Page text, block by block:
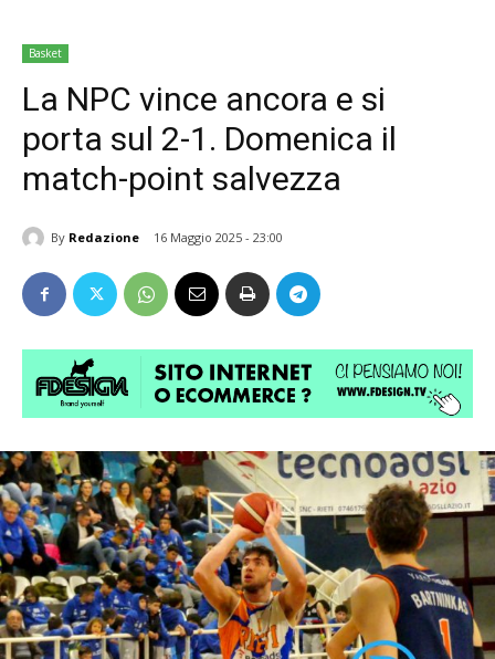
Basket
La NPC vince ancora e si
porta sul 2-1. Domenica il
match-point salvezza
By Redazione 16 Maggio 2025 - 23:00